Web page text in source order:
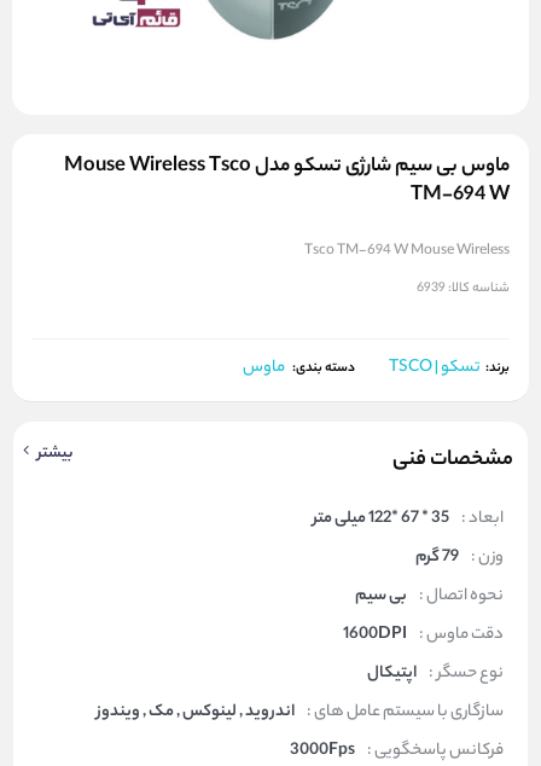
ماوس بی سیم شارژی تسکو مدل Mouse Wireless Tsco
TM-694 W
Tsco TM-694 W Mouse Wireless
شناسه کالا: 6939
برند: تسکو | TSCO دسته بندی: ماوس
مشخصات فنی بیشتر
ابعاد : 35 * 67 *122 میلی متر
وزن : 79 گرم
نحوه اتصال : بی سیم
دقت ماوس : 1600DPI
نوع حسگر : اپتیکال
سازگاری با سیستم عامل های : اندروید , لینوکس , مک , ویندوز
فرکانس پاسخگویی : 3000Fps